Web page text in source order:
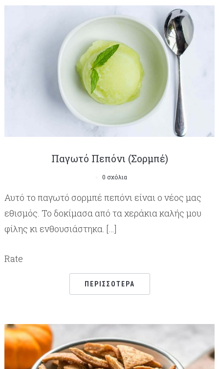
Παγωτό Πεπόνι (Σορμπέ)
0 σχόλια
Αυτό το παγωτό σορμπέ πεπόνι είναι ο νέος μας
εθισμός. Το δοκίμασα από τα χεράκια καλής μου
φίλης κι ενθουσιάστηκα. […]
Rate
ΠΕΡΙΣΣΌΤΕΡΑ